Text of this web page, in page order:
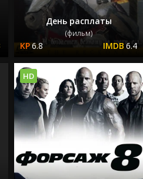
День расплаты
(фильм)
6.8 6.4
HD